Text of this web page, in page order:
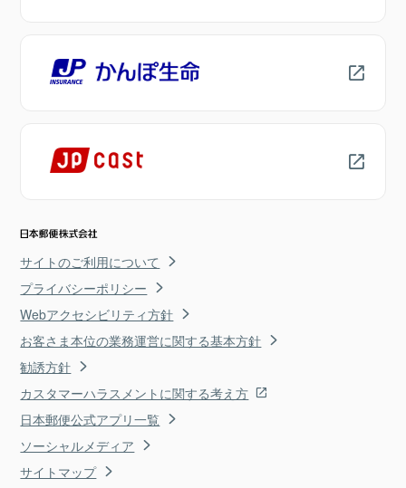
サイトのご利用について
プライバシーポリシー
Webアクセシビリティ方針
お客さま本位の業務運営に関する基本方針
勧誘方針
カスタマーハラスメントに関する考え方
日本郵便公式アプリ一覧
ソーシャルメディア
サイトマップ